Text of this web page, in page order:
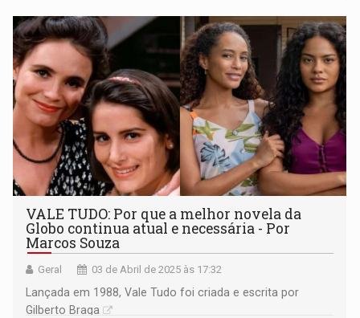
VALE TUDO: Por que a melhor novela da
Globo continua atual e necessária - Por
Marcos Souza
Geral 03 de Abril de 2025 às 17:32
Lançada em 1988, Vale Tudo foi criada e escrita por
Gilberto Braga